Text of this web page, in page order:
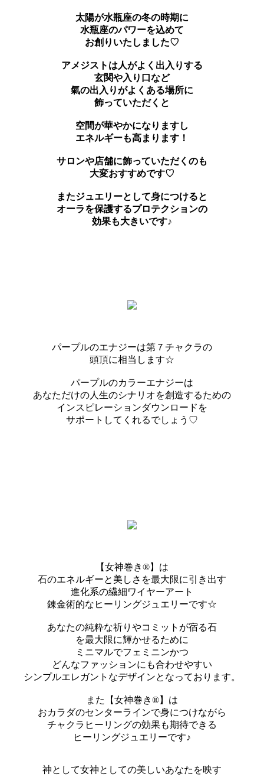
太陽が水瓶座の冬の時期に
水瓶座のパワーを込めて
お創りいたしました♡
アメジストは人がよく出入りする
玄関や入り口など
氣の出入りがよくある場所に
飾っていただくと
空間が華やかになりますし
エネルギーも高まります！
サロンや店舗に飾っていただくのも
大変おすすめです♡
またジュエリーとして身につけると
オーラを保護するプロテクションの
効果も大きいです♪
パープルのエナジーは第７チャクラの
頭頂に相当します☆
パープルのカラーエナジーは
あなただけの人生のシナリオを創造するための
インスピレーションダウンロードを
サポートしてくれるでしょう♡
【女神巻き®】は
石のエネルギーと美しさを最大限に引き出す
進化系の繊細ワイヤーアート
錬金術的なヒーリングジュエリーです☆
あなたの純粋な祈りやコミットが宿る石
を最大限に輝かせるために
ミニマルでフェミニンかつ
どんなファッションにも合わせやすい
シンプルエレガントなデザインとなっております。
また【女神巻き®】は
おカラダのセンターラインで身につけながら
チャクラヒーリングの効果も期待できる
ヒーリングジュエリーです♪
神として女神としての美しいあなたを映す